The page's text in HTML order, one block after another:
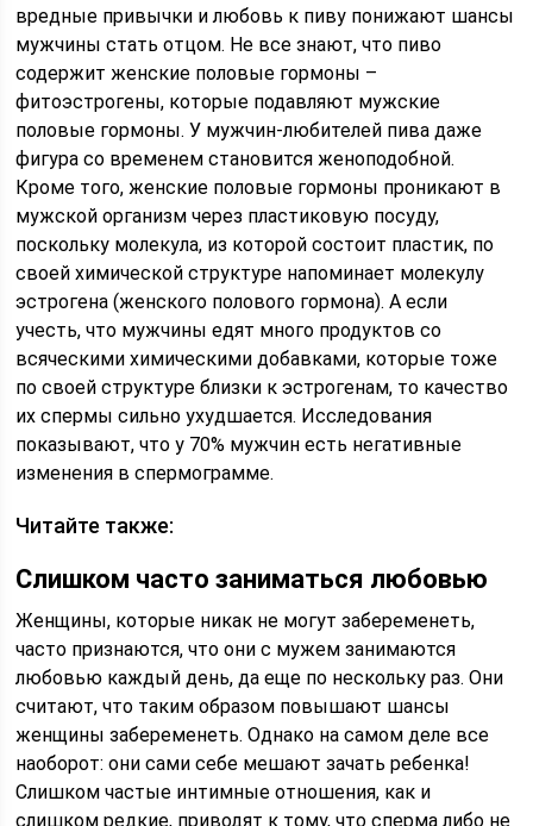
вредные привычки и любовь к пиву понижают шансы
мужчины стать отцом. Не все знают, что пиво
содержит женские половые гормоны –
фитоэстрогены, которые подавляют мужские
половые гормоны. У мужчин-любителей пива даже
фигура со временем становится женоподобной.
Кроме того, женские половые гормоны проникают в
мужской организм через пластиковую посуду,
поскольку молекула, из которой состоит пластик, по
своей химической структуре напоминает молекулу
эстрогена (женского полового гормона). А если
учесть, что мужчины едят много продуктов со
всяческими химическими добавками, которые тоже
по своей структуре близки к эстрогенам, то качество
их спермы сильно ухудшается. Исследования
показывают, что у 70% мужчин есть негативные
изменения в спермограмме.
Читайте также:
Слишком часто заниматься любовью
Женщины, которые никак не могут забеременеть,
часто признаются, что они с мужем занимаются
любовью каждый день, да еще по нескольку раз. Они
считают, что таким образом повышают шансы
женщины забеременеть. Однако на самом деле все
наоборот: они сами себе мешают зачать ребенка!
Слишком частые интимные отношения, как и
слишком редкие, приводят к тому, что сперма либо не